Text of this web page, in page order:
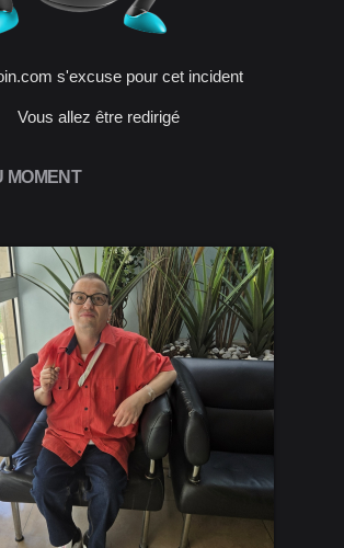
s'excuse pour cet incident
Vous allez être redirigé
MOMENT